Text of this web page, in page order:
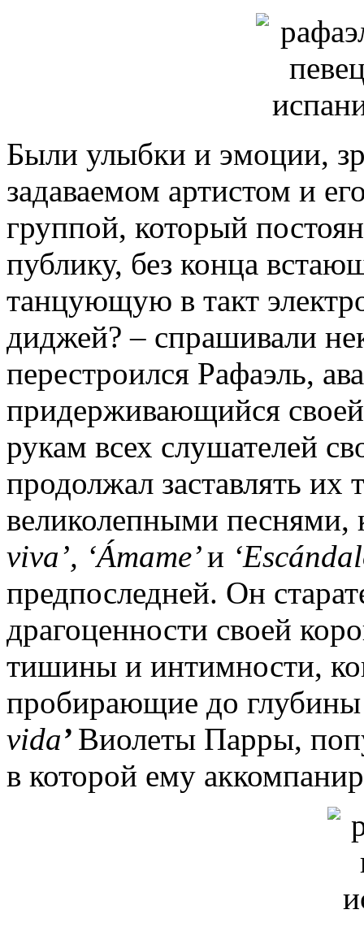
Были улыбки и эмоции,
задаваемом артистом и
группой, который
публику, без конца
танцующую в такт
диджей? – спрашивали
перестроился Рафаэль,
придерживающийся
рукам всех слушателей
продолжал заставлять их
великолепными песнями,
viva’, ‘Ámame’и ‘Escá
предпоследней. Он
драгоценности своей
тишины и интимности,
пробирающие до
vida’ Виолеты Парры,
в которой ему